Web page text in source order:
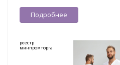
Подробнее
реестр
минпромторга